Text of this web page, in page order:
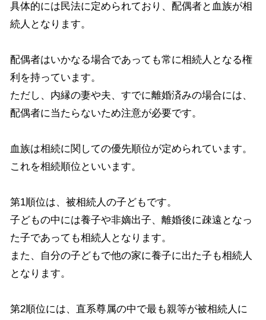
具体的には民法に定められており、配偶者と血族が相
続人となります。
配偶者はいかなる場合であっても常に相続人となる権
利を持っています。
ただし、内縁の妻や夫、すでに離婚済みの場合には、
配偶者に当たらないため注意が必要です。
血族は相続に関しての優先順位が定められています。
これを相続順位といいます。
第1順位は、被相続人の子どもです。
子どもの中には養子や非嫡出子、離婚後に疎遠となっ
た子であっても相続人となります。
また、自分の子どもで他の家に養子に出た子も相続人
となります。
第2順位には、直系尊属の中で最も親等が被相続人に